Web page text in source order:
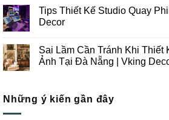
Studio
Chụp
Ảnh
Nẵng
Vking
Ý
Trong
Thiết
Công
Trọn
Gói
Tại
Đà
bình
luận
ở
Ý
Khi
Thiết
Trọn
Gói
Tips Thiết Kế Studio Quay
Decor
bình
luận
ở
Studio
Quay
Sai Lầm Cần Tránh Khi Thiết
Ảnh Tại Đà Nẵng | Vking
luận
ở
Những ý kiến gần đây